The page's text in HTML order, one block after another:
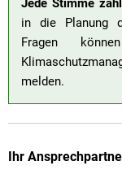
in die Planung
Fragen
melden.
Ihr